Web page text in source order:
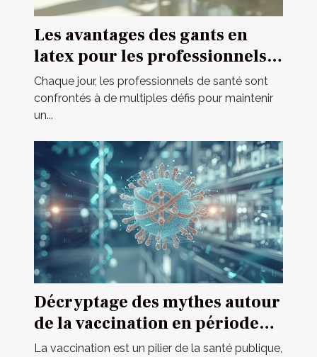
Les avantages des gants en
latex pour les professionnels
de santé
Chaque jour, les professionnels de santé sont
confrontés à de multiples défis pour maintenir
un...
Décryptage des mythes autour
de la vaccination en période
pandémique
La vaccination est un pilier de la santé publique,